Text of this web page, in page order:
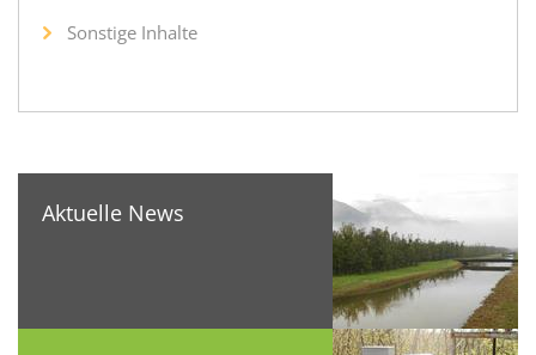
Sonstige Inhalte
Aktuelle News